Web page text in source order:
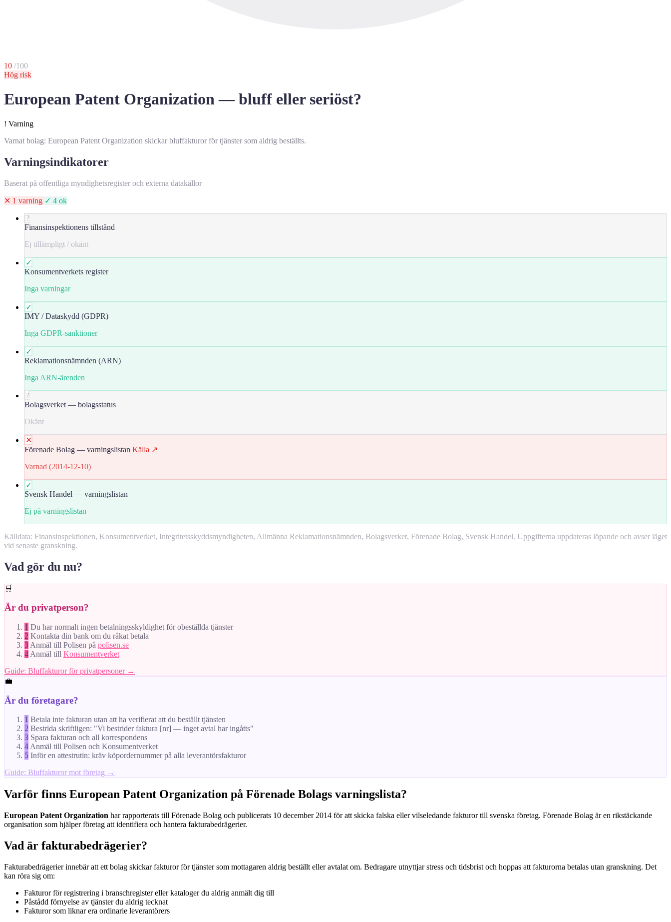
10 /100
Hög risk
European Patent Organization — bluff eller seriöst?
! Varning
Varnat bolag: European Patent Organization skickar bluffakturor för tjänster som aldrig beställts.
Varningsindikatorer
Baserat på offentliga myndighetsregister och externa datakällor
✕ 1 varning ✓ 4 ok
?
Finansinspektionens tillstånd
Ej tillämpligt / okänt
✓
Konsumentverkets register
Inga varningar
✓
IMY / Dataskydd (GDPR)
Inga GDPR-sanktioner
✓
Reklamationsnämnden (ARN)
Inga ARN-ärenden
?
Bolagsverket — bolagsstatus
Okänt
✕
Förenade Bolag — varningslistan Källa ↗
Varnad (2014-12-10)
✓
Svensk Handel — varningslistan
Ej på varningslistan
Källdata: Finansinspektionen, Konsumentverket, Integritetsskyddsmyndigheten, Allmänna Reklamationsnämnden, Bolagsverket, Förenade Bolag, Svensk Handel. Uppgifterna uppdateras löpande och avser läget
vid senaste granskning.
Vad gör du nu?
🛒
Är du privatperson?
1 Du har normalt ingen betalningsskyldighet för obeställda tjänster
2 Kontakta din bank om du råkat betala
3 Anmäl till Polisen på polisen.se
4 Anmäl till Konsumentverket
Guide: Bluffakturor för privatpersoner →
💼
Är du företagare?
1 Betala inte fakturan utan att ha verifierat att du beställt tjänsten
2 Bestrida skriftligen: "Vi bestrider faktura [nr] — inget avtal har ingåtts"
3 Spara fakturan och all korrespondens
4 Anmäl till Polisen och Konsumentverket
5 Inför en attestrutin: kräv köpordernummer på alla leverantörsfakturor
Guide: Bluffakturor mot företag →
Varför finns European Patent Organization på Förenade Bolags varningslista?
European Patent Organization har rapporterats till Förenade Bolag och publicerats 10 december 2014 för att skicka falska eller vilseledande fakturor till svenska företag. Förenade Bolag är en rikstäckande
organisation som hjälper företag att identifiera och hantera fakturabedrägerier.
Vad är fakturabedrägerier?
Fakturabedrägerier innebär att ett bolag skickar fakturor för tjänster som mottagaren aldrig beställt eller avtalat om. Bedragare utnyttjar stress och tidsbrist och hoppas att fakturorna betalas utan granskning. Det
kan röra sig om:
Fakturor för registrering i branschregister eller kataloger du aldrig anmält dig till
Påstådd förnyelse av tjänster du aldrig tecknat
Fakturor som liknar era ordinarie leverantörers